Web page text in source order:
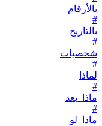
بالأرقام
#
بالتاريخ
#
شخصيات
#
لماذا
#
ماذا_بعد
#
ماذا_لو